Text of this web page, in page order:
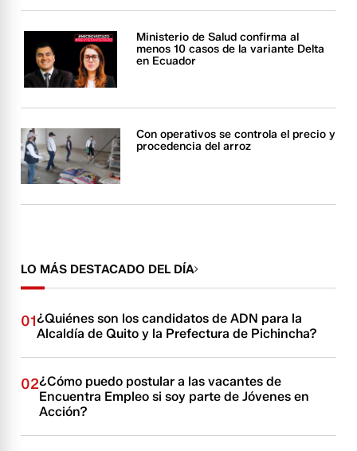
Ministerio de Salud confirma al
menos 10 casos de la variante Delta
en Ecuador
Con operativos se controla el precio y
procedencia del arroz
LO MÁS DESTACADO DEL DÍA
01¿Quiénes son los candidatos de ADN para la
Alcaldía de Quito y la Prefectura de Pichincha?
02¿Cómo puedo postular a las vacantes de
Encuentra Empleo si soy parte de Jóvenes en
Acción?